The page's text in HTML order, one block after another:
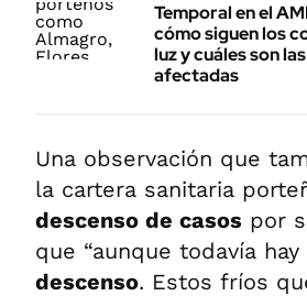
Temporal en el
cómo siguen los
luz y cuáles son
afectadas
Una observación que
la cartera sanitaria
descenso de casos por
que “aunque todavía
descenso. Estos fríos